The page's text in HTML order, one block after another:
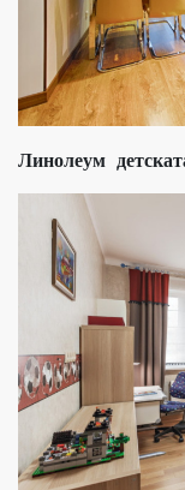
Линолеум